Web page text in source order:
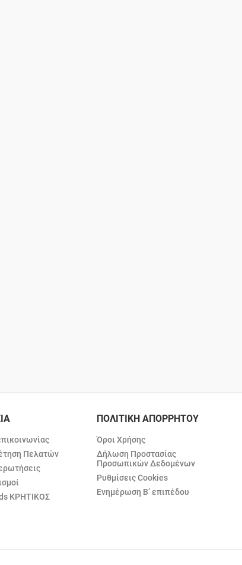
Πελατών
ΚΡΗΤΙΚΟΣ
ΠΟΛΙΤΙΚΗ ΑΠΟΡΡΗΤΟΥ
Όροι Χρήσης
Δήλωση Προστασίας
Προσωπικών Δεδομένων
Ρυθμίσεις Cookies
Ενημέρωση Β’ επιπέδου